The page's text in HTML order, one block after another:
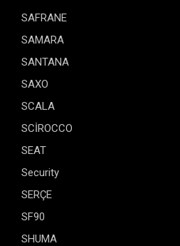
SAFRANE
SAMARA
SANTANA
SAXO
SCALA
SCİROCCO
SEAT
Security
SERÇE
SF90
SHUMA